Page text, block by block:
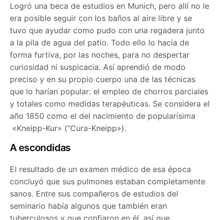
Logró una beca de estudios en Munich, pero allí no le
era posible seguir con los baños al aire libre y se
tuvo que ayudar como pudo con una regadera junto
a la pila de agua del patio. Todo ello lo hacía de
forma furtiva, por las noches, para no despertar
curiosidad ni suspicacia. Así aprendió de modo
preciso y en su propio cuerpo una de las técnicas
que lo harían popular: el empleo de chorros parciales
y totales como medidas terapéuticas. Se considera el
año 1850 como el del nacimiento de popularísima
«Kneipp-Kur» (“Cura-Kneipp»).
A escondidas
El resultado de un examen médico de esa época
concluyó que sus pulmones estaban completamente
sanos. Entre sus compañeros de estudios del
seminario había algunos que también eran
tuberculosos y que confiaron en él, así que